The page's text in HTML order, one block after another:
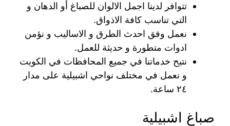
تتوافر لدينا اجمل الالوان للصباغ أو الدهان و
التي تناسب كافة الاذواق.
نعمل وفق احدث الطرق و الاساليب و نؤمن
ادوات متطورة و حديثة للعمل.
نتيح خدماتنا في جميع المحافظات في الكويت
و نعمل في مختلف نواحي اشبيلية على مدار
٢٤ ساعة.
صباغ اشبيلية